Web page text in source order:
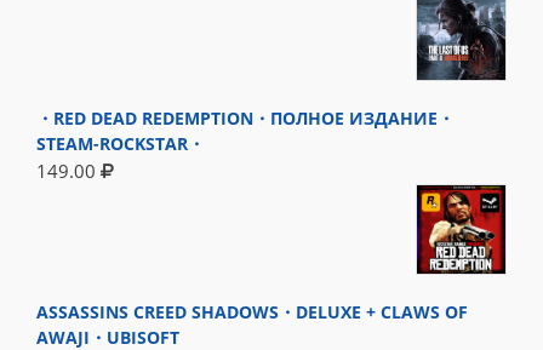
・RED DEAD REDEMPTION・ПОЛНОЕ ИЗДАНИЕ・
STEAM-ROCKSTAR・
149.00
ASSASSINS CREED SHADOWS・DELUXE + CLAWS OF
AWAJI・UBISOFT